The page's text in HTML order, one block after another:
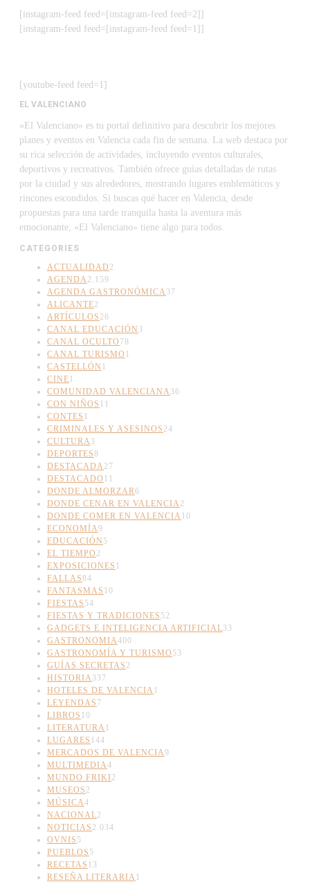
[instagram-feed feed=[instagram-feed feed=2]]
[instagram-feed feed=[instagram-feed feed=1]]
[youtube-feed feed=1]
EL VALENCIANO
«El Valenciano» es tu portal definitivo para descubrir los mejores
planes y eventos en Valencia cada fin de semana. La web destaca por
su rica selección de actividades, incluyendo eventos culturales,
deportivos y recreativos. También ofrece guías detalladas de rutas
por la ciudad y sus alrededores, mostrando lugares emblemáticos y
rincones escondidos. Si buscas qué hacer en Valencia, desde
propuestas para una tarde tranquila hasta la aventura más
emocionante, «El Valenciano» tiene algo para todos.
CATEGORIES
ACTUALIDAD 2
AGENDA2.159
AGENDA GASTRONÓMICA37
ALICANTE2
ARTÍCULOS 26
CANAL EDUCACIÓN 3
CANAL OCULTO 78
CANAL TURISMO 1
CASTELLÓN 1
CINE1
COMUNIDAD VALENCIANA36
CON NIÑOS 11
CONTES 1
CRIMINALES Y ASESINOS 24
CULTURA3
DEPORTES8
DESTACADA27
DESTACADO 11
DONDE ALMORZAR6
DONDE CENAR EN VALENCIA2
DONDE COMER EN VALENCIA10
ECONOMÍA9
EDUCACIÓN 5
EL TIEMPO 2
EXPOSICIONES 1
FALLAS84
FANTASMAS 10
FIESTAS 54
FIESTAS Y TRADICIONES 52
GADGETS E INTELIGENCIA ARTIFICIAL33
GASTRONOMIA400
GASTRONOMÍA Y TURISMO 53
GUÍAS SECRETAS 2
HISTORIA337
HOTELES DE VALENCIA1
LEYENDAS 7
LIBROS 10
LITERATURA1
LUGARES 144
MERCADOS DE VALENCIA9
MULTIMEDIA4
MUNDO FRIKI2
MUSEOS 2
MÚSICA4
NACIONAL2
NOTICIAS 2.034
OVNIS 5
PUEBLOS 5
RECETAS 13
RESEÑA LITERARIA1